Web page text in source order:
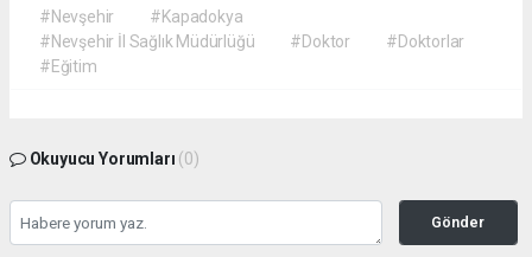
#Nevşehir
#Kapadokya
#Nevşehir İl Sağlık Müdürlüğü
#Doktor
#Doktorlar
#Eğitim
Okuyucu Yorumları (0)
Gönder